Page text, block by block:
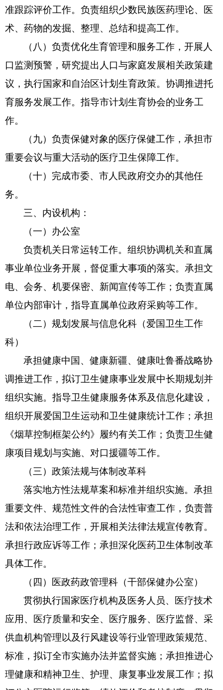
准跟踪评价工作。负责组织少数民族医药理论、医
术、药物的发掘、整理、总结和提高工作。
（八）负责优化生育管理和服务工作，开展人
口监测预警，研究提出人口与家庭发展相关政策建
议，执行国家和自治区计划生育政策。协调推进托
育服务发展工作。指导市计划生育协会的业务工
作。
（九）负责保健对象的医疗保健工作，承担市
重要会议与重大活动的医疗卫生保障工作。
（十）完成市委、市人民政府交办的其他任
务。
三、内设机构：
（一）办公室
负责机关日常运转工作。组织协调机关和直属
事业单位业务开展，督促重大事项的落实。承担文
电、会务、机要保密、新闻宣传等工作；负责直属
单位内部审计，指导直属单位政府采购等工作。
（二）规划发展与信息化科（爱国卫生工作
科）
承担健康中国、健康新疆、健康吐鲁番战略协
调推进工作，拟订卫生健康事业发展中长期规划并
组织实施。指导卫生健康服务体系及信息化建设，
组织开展爱国卫生运动和卫生健康统计工作；承担
《烟草控制框架公约》履约有关工作；负责卫生健
康项目规划与实施、对口援疆等工作。
（三）政策法规与体制改革科
落实地方性法规草案和标准并组织实施。承担
重要文件、规范性文件的合法性审查工作，负责普
法和依法治理工作，开展相关法律法规宣传教育。
承担行政应诉等工作；承担深化医药卫生体制改革
具体工作。
（四）医政药政管理科（干部保健办公室）
贯彻执行国家医疗机构及医务人员、医疗技术
应用、医疗质量和安全、医疗服务、医疗监督、采
供血机构管理以及行风建设等行业管理政策规范、
标准，拟订全市实施办法并监督实施；承担推进心
理健康和精神卫生、护理、康复事业发展工作；拟